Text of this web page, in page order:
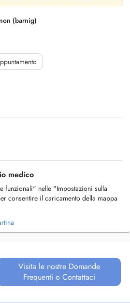
(barnig)
medico
funzionali" nelle "Impostazioni sulla
consentire il caricamento della mappa
Visita le nostre Domande
Frequenti o Contattaci